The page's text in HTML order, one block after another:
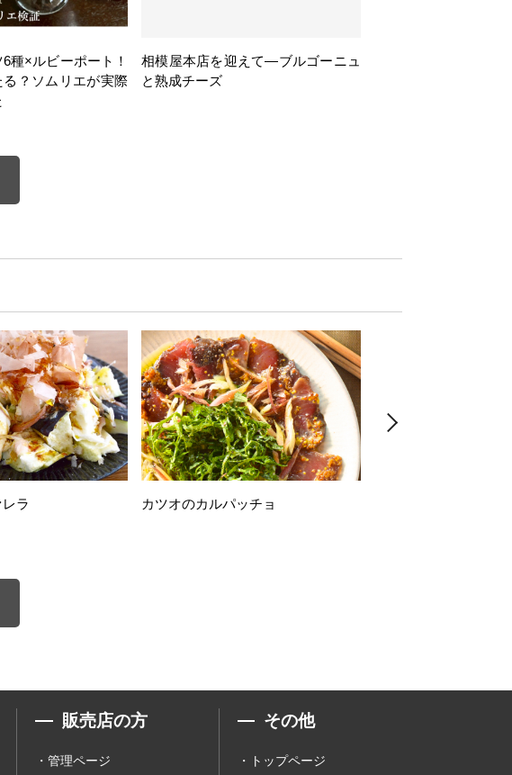
種×ルビーポート！
？ソムリエが実際
相模屋本店を迎えて―ブルゴーニュ
と熟成チーズ
ラ カツオのカルパッチョ
販売店の方
管理ページ
その他
トップページ